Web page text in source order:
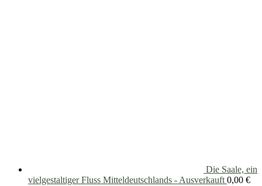
Die Saale, ein
vielgestaltiger Fluss Mitteldeutschlands - Ausverkauft 0,00 €